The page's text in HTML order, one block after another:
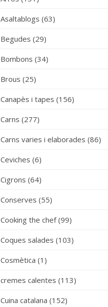
Asaltablogs (63)
Begudes (29)
Bombons (34)
Brous (25)
Canapès i tapes (156)
Carns (277)
Carns varies i elaborades (86)
Ceviches (6)
Cigrons (64)
Conserves (55)
Cooking the chef(99)
Coques salades (103)
Cosmètica (1)
cremes calentes (113)
Cuina catalana (152)